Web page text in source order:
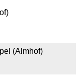
(Almhof)